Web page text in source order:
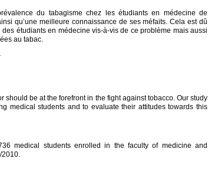
du tabagisme chez les étudiants en médecine de
qu’une meilleure connaissance de ses méfaits. Cela est dû
étudiants en médecine vis-à-vis de ce problème mais aussi
au tabac.
be at the forefront in the fight against tobacco. Our study
medical students and to evaluate their attitudes towards this
medical students enrolled in the faculty of medicine and